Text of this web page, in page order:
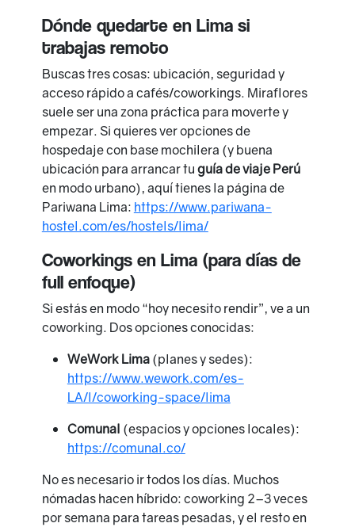
Dónde quedarte en Lima si
trabajas remoto
Buscas tres cosas: ubicación, seguridad y
acceso rápido a cafés/coworkings. Miraflores
suele ser una zona práctica para moverte y
empezar. Si quieres ver opciones de
hospedaje con base mochilera (y buena
ubicación para arrancar tu guía de viaje Perú
en modo urbano), aquí tienes la página de
Pariwana Lima: https://www.pariwana-
hostel.com/es/hostels/lima/
Coworkings en Lima (para días de
full enfoque)
Si estás en modo “hoy necesito rendir”, ve a un
coworking. Dos opciones conocidas:
WeWork Lima(planes y sedes):
https://www.wework.com/es-
LA/l/coworking-space/lima
Comunal (espacios y opciones locales):
https://comunal.co/
No es necesario ir todos los días. Muchos
nómadas hacen híbrido: coworking 2–3 veces
por semana para tareas pesadas, y el resto en